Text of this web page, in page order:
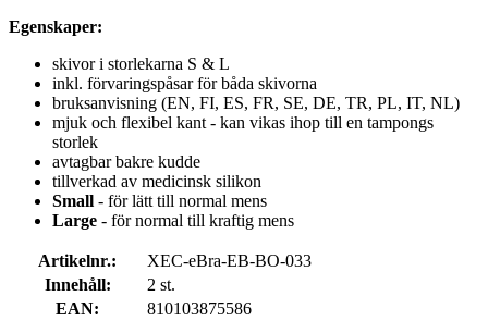
Egenskaper:
skivor i storlekarna S & L
inkl. förvaringspåsar för båda skivorna
bruksanvisning (EN, FI, ES, FR, SE, DE, TR, PL, IT, NL)
mjuk och flexibel kant - kan vikas ihop till en tampongs
storlek
avtagbar bakre kudde
tillverkad av medicinsk silikon
Small - för lätt till normal mens
Large - för normal till kraftig mens
Artikelnr.:
XEC-eBra-EB-BO-033
Innehåll:
2 st.
EAN:
810103875586